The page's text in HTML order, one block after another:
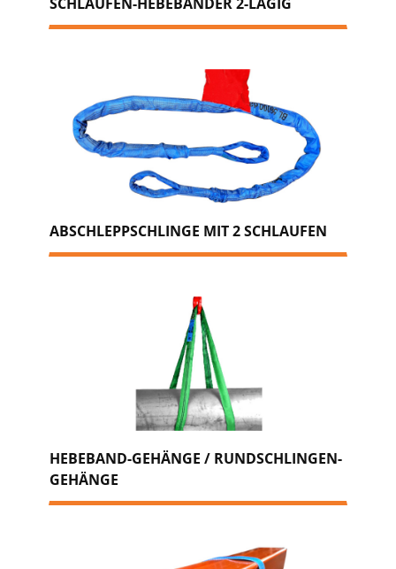
ABSCHLEPPSCHLINGE MIT 2 SCHLAUFEN
HEBEBAND-GEHÄNGE / RUNDSCHLINGEN-
GEHÄNGE